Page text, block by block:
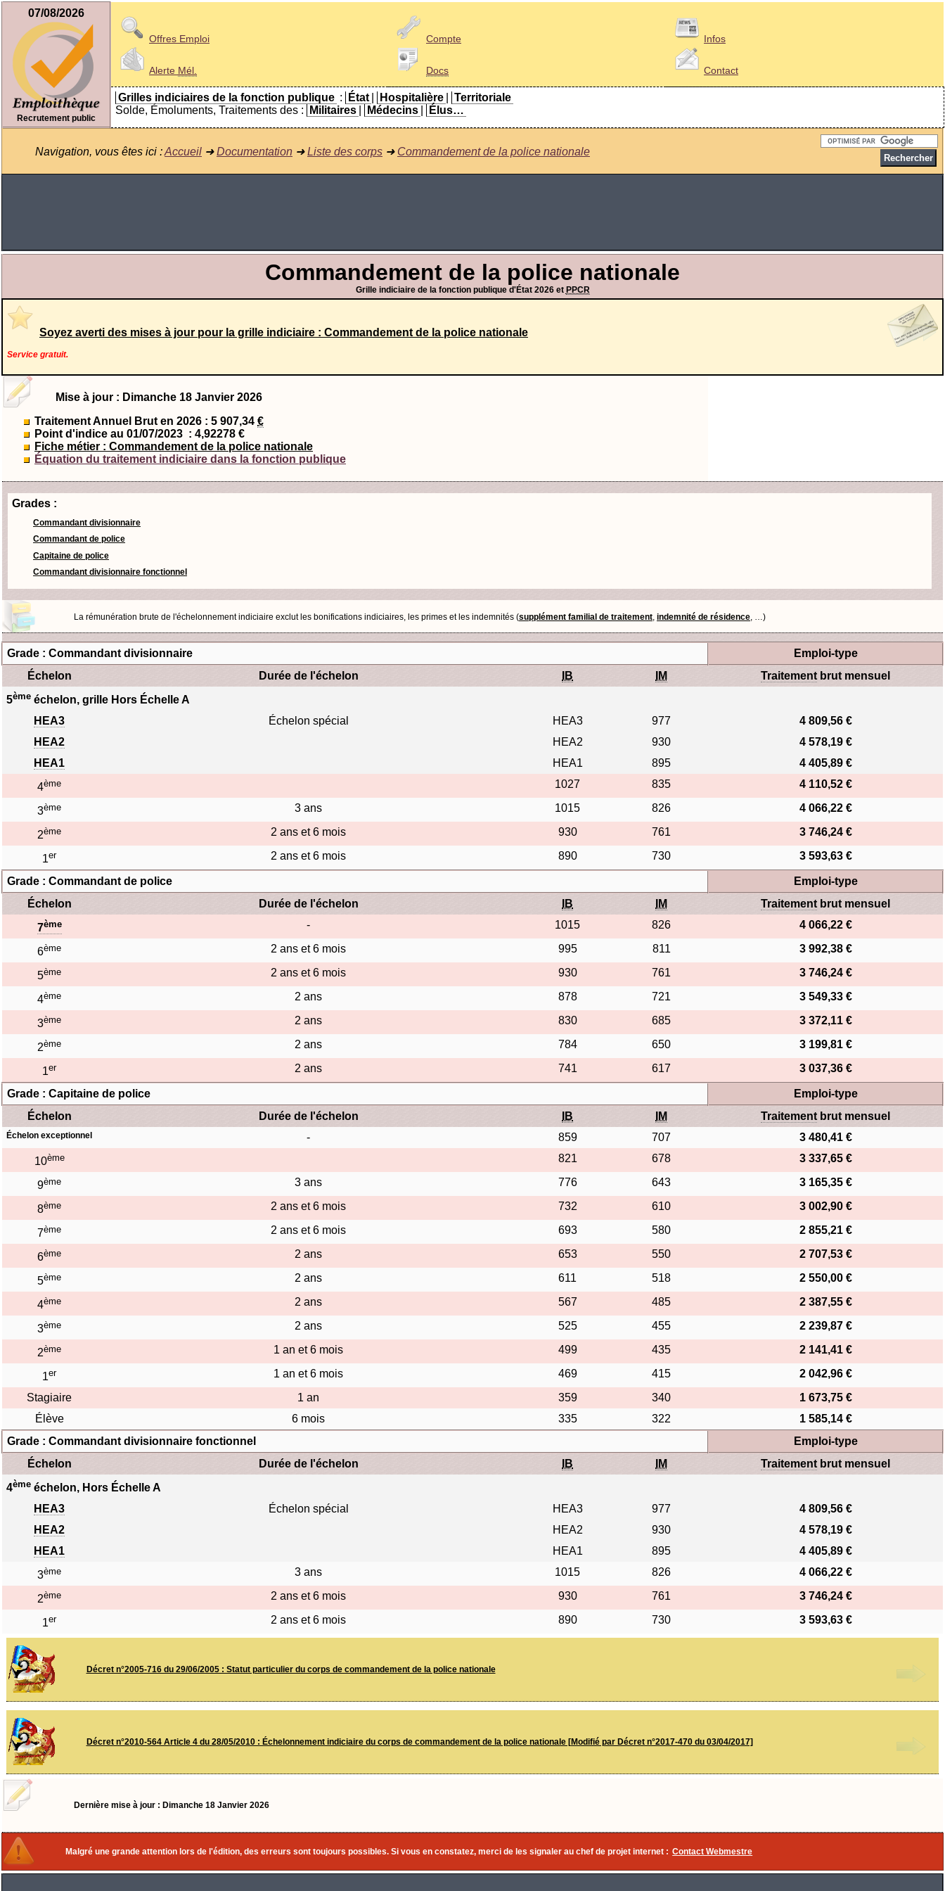
07/08/2026
Recrutement public
Offres Emploi
Alerte Mél.
Compte
Docs
Infos
Contact
Grilles indiciaires de la fonction publique : État Hospitalière
Territoriale
Solde, Émoluments, Traitements des :
Militaires Médecins Élus…
Navigation, vous êtes ici :Accueil ➜Documentation ➜Liste des corps ➜ Commandement de la police nationale
Commandement de la police nationale
Grille indiciaire de la fonction publique d'État 2026 et PPCR
Soyez averti des mises à jour pour la grille indiciaire : Commandement de la police nationale
Service gratuit.
Mise à jour : Dimanche 18 Janvier 2026
Traitement Annuel Brut en 2026 : 5 907,34 €
Point d'indice au 01/07/2023 : 4,92278 €
Fiche métier : Commandement de la police nationale
Équation du traitement indiciaire dans la fonction publique
Grades :
Commandant divisionnaire
Commandant de police
Capitaine de police
Commandant divisionnaire fonctionnel
La rémunération brute de l'échelonnement indiciaire exclut les bonifications indiciaires, les primes et les indemnités (supplément familial de traitement indemnité de résidence , …)
Grade : Commandant divisionnaire
Emploi-type
Échelon
Durée de l'échelon IB IM Traitement brut mensuel
5ème échelon, grille Hors Échelle A
HEA3
Échelon spécial HEA3 977
4 809,56 €
HEA2
HEA2 930
4 578,19 €
HEA1
HEA1 895 4 405,89 €
4ème 1027 835 4 110,52 €
3ème 3 ans 1015 826 4 066,22 €
2ème 2 ans et 6 mois 930 761 3 746,24 €
1er 2 ans et 6 mois 890 730 3 593,63 €
Grade : Commandant de police
Emploi-type
Échelon
Durée de l'échelon IB IM Traitement brut mensuel
7ème - 1015 826 4 066,22 €
6ème 2 ans et 6 mois 995 811 3 992,38 €
5ème 2 ans et 6 mois 930 761 3 746,24 €
4ème 2 ans 878 721 3 549,33 €
3ème 2 ans 830 685 3 372,11 €
2ème 2 ans 784 650 3 199,81 €
1er 2 ans 741 617 3 037,36 €
Grade : Capitaine de police
Emploi-type
Échelon
Durée de l'échelon IB IM Traitement brut mensuel
Échelon exceptionnel - 859 707 3 480,41 €
10ème 821 678 3 337,65 €
9ème 3 ans 776 643 3 165,35 €
8ème 2 ans et 6 mois 732 610 3 002,90 €
7ème 2 ans et 6 mois 693 580 2 855,21 €
6ème 2 ans 653 550 2 707,53 €
5ème 2 ans 611 518 2 550,00 €
4ème 2 ans 567 485 2 387,55 €
3ème 2 ans 525 455 2 239,87 €
2ème 1 an et 6 mois 499 435 2 141,41 €
1er 1 an et 6 mois 469 415
2 042,96 €
Stagiaire
1 an 359 340
1 673,75 €
Élève
6 mois 335 322
1 585,14 €
Grade : Commandant divisionnaire fonctionnel
Emploi-type
Échelon
Durée de l'échelon IB IM Traitement brut mensuel
4ème échelon, Hors Échelle A
HEA3
Échelon spécial HEA3 977
4 809,56 €
HEA2
HEA2 930
4 578,19 €
HEA1
HEA1 895 4 405,89 €
3ème 3 ans 1015 826 4 066,22 €
2ème 2 ans et 6 mois 930 761 3 746,24 €
1er 2 ans et 6 mois 890 730 3 593,63 €
Décret n°2005-716 du 29/06/2005 : Statut particulier du corps de commandement de la police nationale
Décret n°2010-564 Article 4 du 28/05/2010 : Échelonnement indiciaire du corps de commandement de la police nationale [Modifié par Décret n°2017-470 du 03/04/2017]
Dernière mise à jour : Dimanche 18 Janvier 2026
Malgré une grande attention lors de l'édition, des erreurs sont toujours possibles. Si vous en constatez, merci de les signaler au chef de projet internet : Contact Webmestre